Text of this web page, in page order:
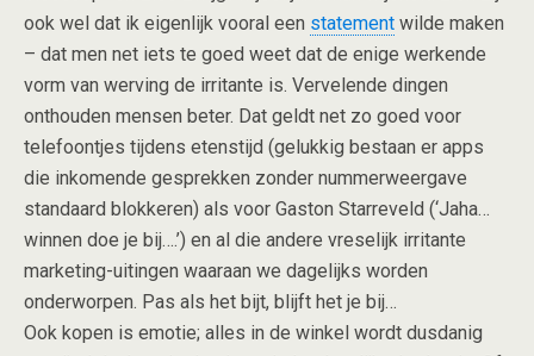
ook wel dat ik eigenlijk vooral een statement wilde maken
– dat men net iets te goed weet dat de enige werkende
vorm van werving de irritante is. Vervelende dingen
onthouden mensen beter. Dat geldt net zo goed voor
telefoontjes tijdens etenstijd (gelukkig bestaan er apps
die inkomende gesprekken zonder nummerweergave
standaard blokkeren) als voor Gaston Starreveld (‘Jaha…
winnen doe je bij….’) en al die andere vreselijk irritante
marketing-uitingen waaraan we dagelijks worden
onderworpen. Pas als het bijt, blijft het je bij…
Ook kopen is emotie; alles in de winkel wordt dusdanig